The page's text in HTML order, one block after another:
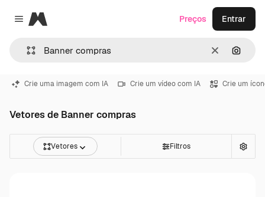
Close menu
Magnific
Limpar
Preços Entrar
Crie uma imagem com IA Crie um vídeo com IA Crie um
Vetores de Banner compras
Vetores Filtros